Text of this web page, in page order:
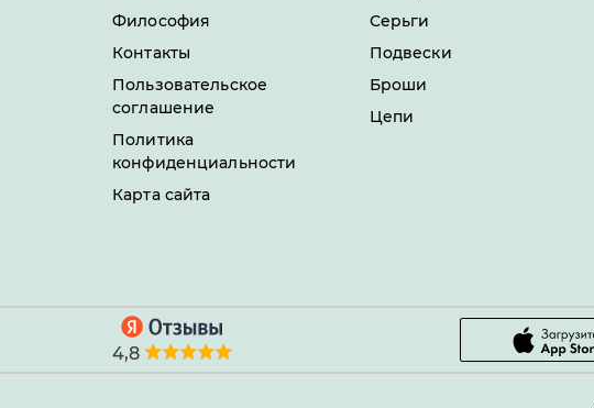
Философия
Контакты
Пользовательское
соглашение
Политика
конфиденциальности
Карта сайта
Серьги
Подвески
Броши
Цепи
4,8